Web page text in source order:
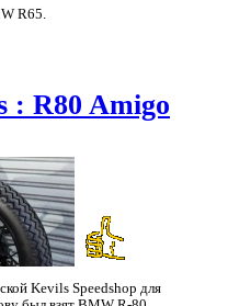
R65.
: R80 Amigo
Kevils Speedshop для